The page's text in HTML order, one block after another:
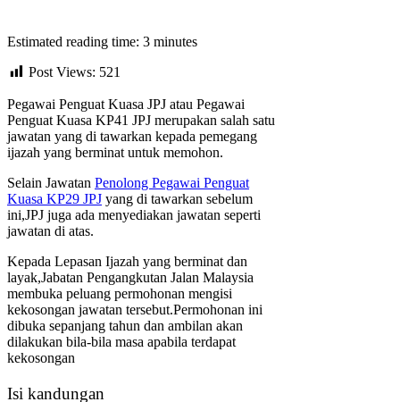
Estimated reading time: 3 minutes
Post Views: 521
Pegawai Penguat Kuasa JPJ atau Pegawai
Penguat Kuasa KP41 JPJ merupakan salah satu
jawatan yang di tawarkan kepada pemegang
ijazah yang berminat untuk memohon.
Selain Jawatan Penolong Pegawai Penguat
Kuasa KP29 JPJ yang di tawarkan sebelum
ini,JPJ juga ada menyediakan jawatan seperti
jawatan di atas.
Kepada Lepasan Ijazah yang berminat dan
layak,Jabatan Pengangkutan Jalan Malaysia
membuka peluang permohonan mengisi
kekosongan jawatan tersebut.Permohonan ini
dibuka sepanjang tahun dan ambilan akan
dilakukan bila-bila masa apabila terdapat
kekosongan
Isi kandungan